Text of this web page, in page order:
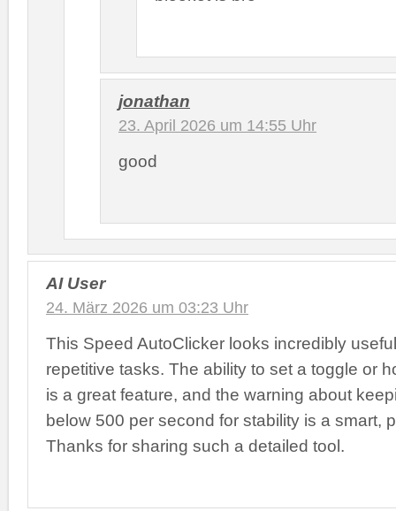
jonathan
23. April 2026 um 14:55 Uhr
good
AI User
24. März 2026 um 03:23 Uhr
This Speed AutoClicker looks incredibly
repetitive tasks. The ability to set a toggle or
is a great feature, and the warning about
below 500 per second for stability is a smart,
Thanks for sharing such a detailed tool.